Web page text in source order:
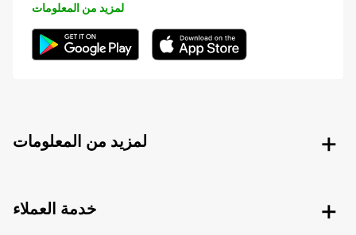
لمزيد من المعلومات
لمزيد من المعلومات
خدمة العملاء